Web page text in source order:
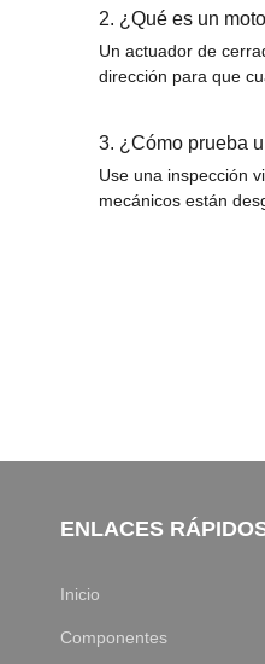
2. ¿Qué es un
Un actuador de
dirección para que
3. ¿Cómo prueba
Use una inspección
mecánicos están
ENLACES
Inicio
Componentes